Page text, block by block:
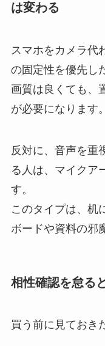
は変わる
スマホをカメラ代
の固定性を優先し
画質は良くても、
が必要になります。
反対に、音声を重
る人は、マイクア
す。
このタイプは、机
ボードや資料の邪
相性確認を怠る
買う前に見ておき